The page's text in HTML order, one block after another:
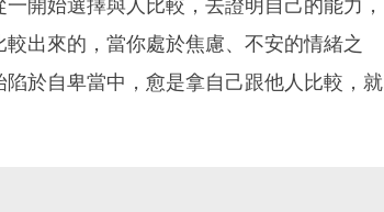
開始選擇與人比較，去證明自己的能力，
出來的，當你處於焦慮、不安的情緒之
於自卑當中，愈是拿自己跟他人比較，就